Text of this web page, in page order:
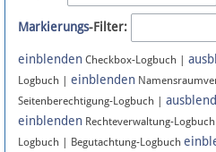
Bluesky
Facebook
Instagram
Markierungs-Filter:
einblenden Checkbox-Logbuch |
Logbuch | einblenden
Seitenberechtigung-Logbuch |
einblenden Rechteverwaltung-
Logbuch | Begutachtung-Logbuch